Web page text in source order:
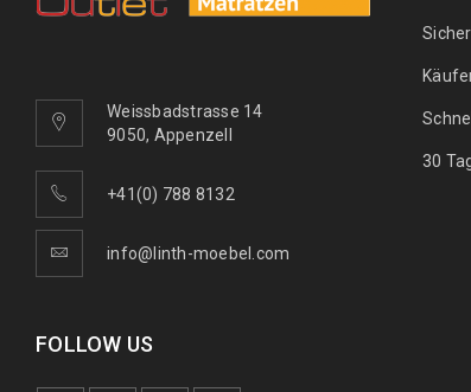
Weissbadstrasse 14
9050, Appenzell
+41(0) 788 8132
info@linth-moebel.com
FOLLOW US
30